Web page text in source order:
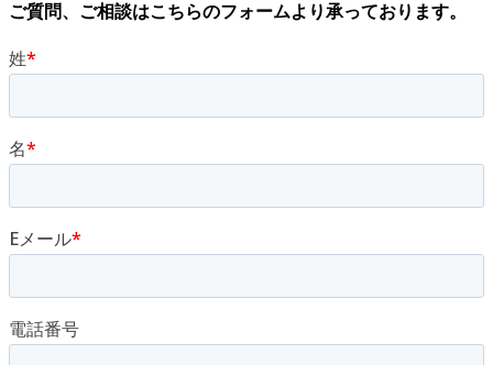
ご質問、 ご相談はこちらのフォームより承っております。